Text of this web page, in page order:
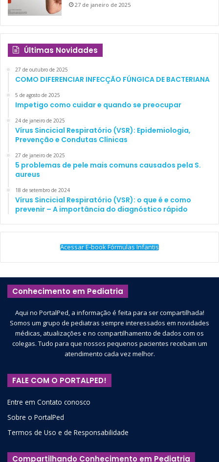
27 de janeiro de 2025
Últimas Novidades
27 de outubro de 2025
COMO DIFERENCIAR INFECÇÃO FÚNGICA DE BACTERIANA
5 de agosto de 2025
Impetigo como cuidar e quando se preocupar
24 de janeiro de 2025
Vírus Sincicial Respiratório (VSR): Epidemiologia,
Prevenção e Condutas Clínicas
27 de janeiro de 2025
5 problemas de pele mais comuns causados pela S.
aureus
18 de setembro de 2024
Vírus Sincicial Respiratório (VSR): o que é e como
prevenir – A importância do diagnóstico rápido
Acessar E-book Fórmulas Infantis
Conhecimento em Pediatria
Aqui no PortalPed, a informação é feita para ser compartilhada!
Somos um grupo de pediatras sempre interessados em novidades
médicas, atualizações e no compartilhamento de dados com os
colegas. Tudo para que nossos pequenos pacientes recebam um
atendimento cada vez melhor.
FALE COM O PORTALPED!
Entre em Contato conosco
Sobre o PortalPed
Termos de Uso e de Responsabilidade
Compartilhando Conhecimento em Pediatria